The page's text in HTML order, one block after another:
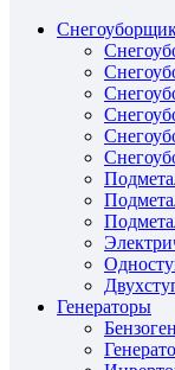
Генераторы